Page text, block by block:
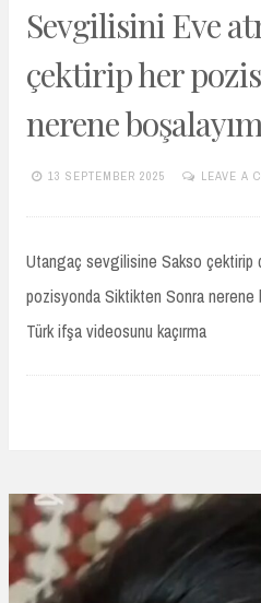
Sevgilisini Eve
çektirip her
nerene
13 SEPTEMBER 2025
LEAVE A
Utangaç sevgilisine Sakso çektirip
pozisyonda Siktikten Sonra nerene
Türk ifşa videosunu kaçırma